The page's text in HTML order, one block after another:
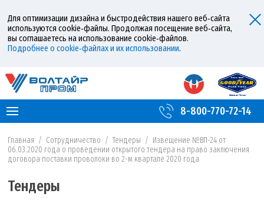
Для оптимизации дизайна и быстродействия нашего веб‑сайта
используются cookie‑файлы. Продолжая посещение веб‑сайта,
вы соглашаетесь на использование cookie‑файлов.
Подробнее о cookie‑файлах и их использовании.
8-800-770-72-14
Главная / Сотрудничество / Тендеры / Извещение №ВП-24 от
06.03.2020 года о проведении открытого тендера на право заключения
договора поставки проволоки во 2-м квартале 2020 года
Тендеры